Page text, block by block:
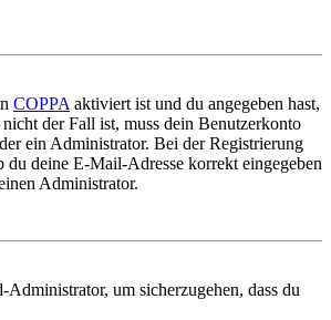
COPPA aktiviert ist und du angegeben hast,
der Fall ist, muss dein Benutzerkonto
ein Administrator. Bei der Registrierung
deine E-Mail-Adresse korrekt eingegeben
Administrator.
um sicherzugehen, dass du